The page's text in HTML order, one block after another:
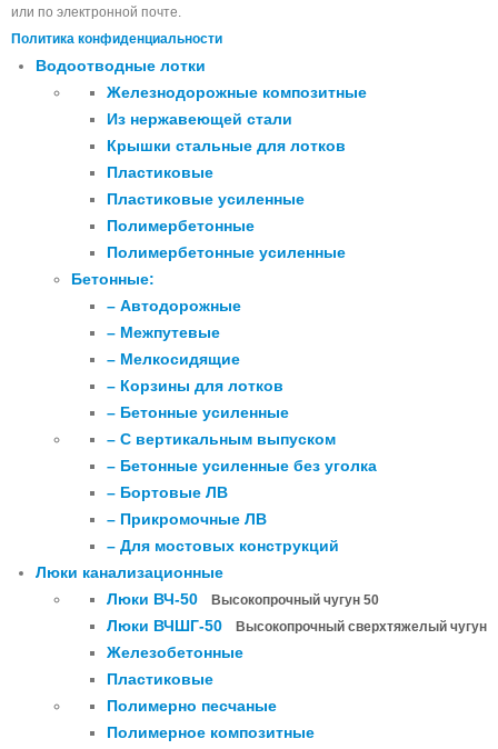
или по электронной почте.
Политика конфиденциальности
Водоотводные лотки
Железнодорожные композитные
Из нержавеющей стали
Крышки стальные для лотков
Пластиковые
Пластиковые усиленные
Полимербетонные
Полимербетонные усиленные
Бетонные:
– Автодорожные
– Межпутевые
– Мелкосидящие
– Корзины для лотков
– Бетонные усиленные
– С вертикальным выпуском
– Бетонные усиленные без уголка
– Бортовые ЛВ
– Прикромочные ЛВ
– Для мостовых конструкций
Люки канализационные
Люки ВЧ-50
Высокопрочный чугун 50
Люки ВЧШГ-50 Высокопрочный сверхтяжелый чугун
Железобетонные
Пластиковые
Полимерно песчаные
Полимерное композитные